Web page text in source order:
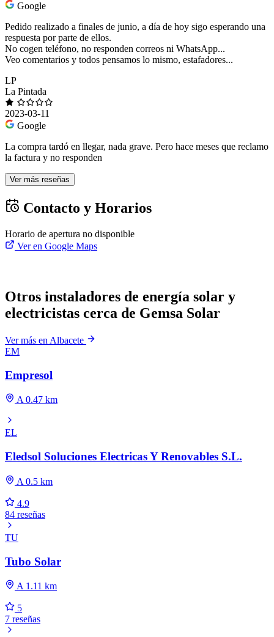
Google
Pedido realizado a finales de junio, a día de hoy sigo esperando una
respuesta por parte de ellos.
No cogen teléfono, no responden correos ni WhatsApp...
Veo comentarios y todos pensamos lo mismo, estafadores...
LP
La Pintada
2023-03-11
Google
La compra tardó en llegar, nada grave. Pero hace meses que reclamo
la factura y no responden
Ver más reseñas
Contacto y Horarios
Horario de apertura no disponible
Ver en Google Maps
Otros instaladores de energía solar y
electricistas cerca de Gemsa Solar
Ver más en Albacete
EM
Empresol
A 0.47 km
EL
Eledsol Soluciones Electricas Y Renovables S.L.
A 0.5 km
4.9
84 reseñas
TU
Tubo Solar
A 1.11 km
5
7 reseñas